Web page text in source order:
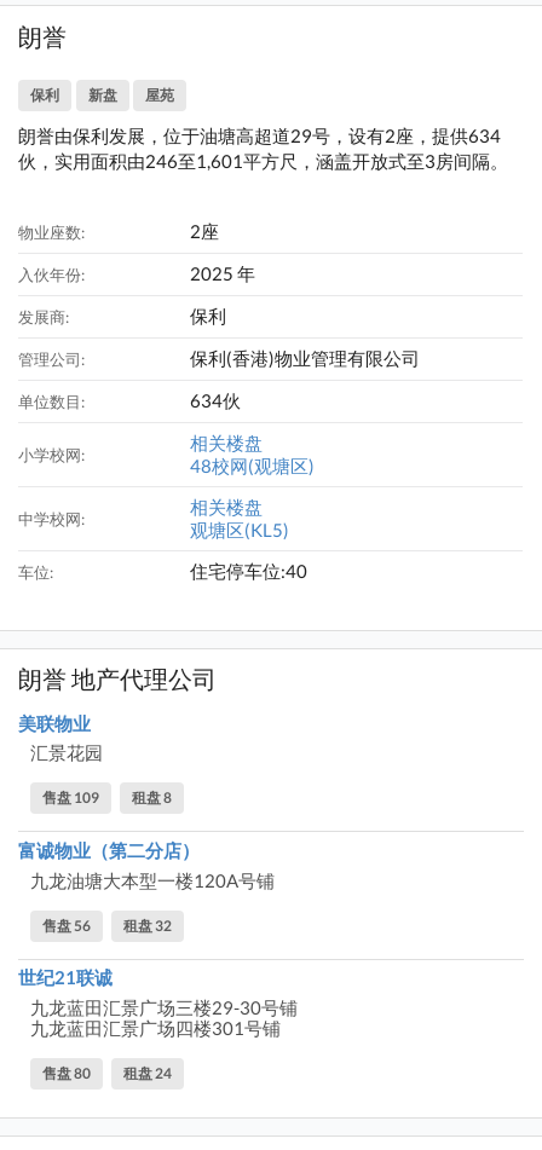
朗誉
保利 新盘 屋苑
朗誉由保利发展，位于油塘高超道29号，设有2座，提供634
伙，实用面积由246至1,601平方尺，涵盖开放式至3房间隔。
物业座数: 2座
入伙年份: 2025 年
发展商: 保利
管理公司: 保利(香港)物业管理有限公司
单位数目: 634伙
小学校网:
相关楼盘
48校网(观塘区)
中学校网:
相关楼盘
观塘区(KL5)
车位: 住宅停车位:40
朗誉 地产代理公司
美联物业
汇景花园
售盘 109 租盘 8
富诚物业（第二分店）
九龙油塘大本型一楼120A号铺
售盘 56 租盘 32
世纪21联诚
九龙蓝田汇景广场三楼29-30号铺
九龙蓝田汇景广场四楼301号铺
售盘 80 租盘 24